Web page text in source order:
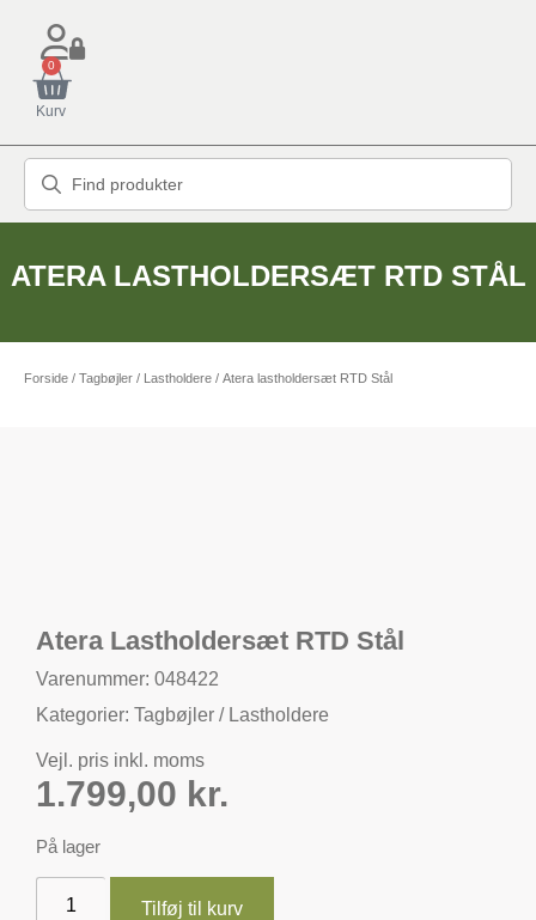
0
Kurv
ATERA LASTHOLDERSÆT RTD STÅL
Forside / Tagbøjler / Lastholdere / Atera lastholdersæt RTD Stål
Atera Lastholdersæt RTD Stål
Varenummer: 048422
Kategorier: Tagbøjler / Lastholdere
Vejl. pris inkl. moms
1.799,00 kr.
På lager
Tilføj til kurv